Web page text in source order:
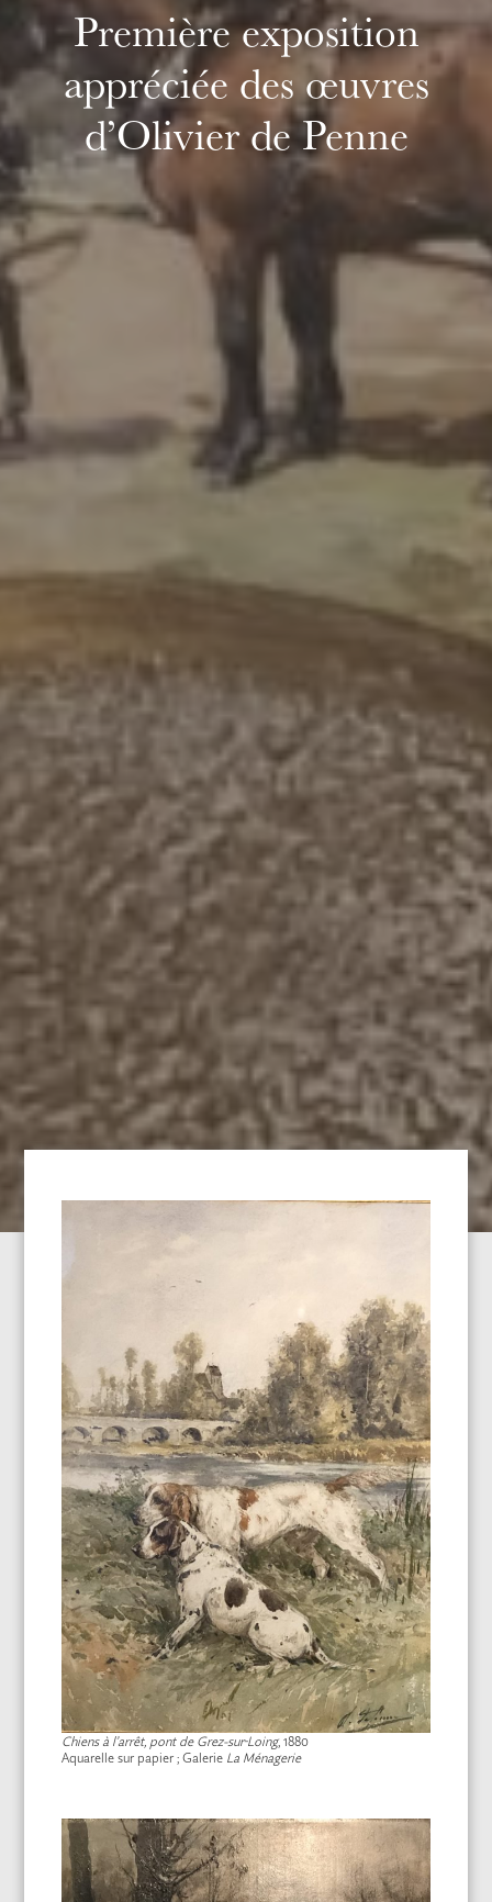
Première exposition
appréciée des œuvres
d’Olivier de Penne
Chiens à l’arrêt, pont de Grez-sur-Loing, 1880
Aquarelle sur papier ; Galerie La Ménagerie